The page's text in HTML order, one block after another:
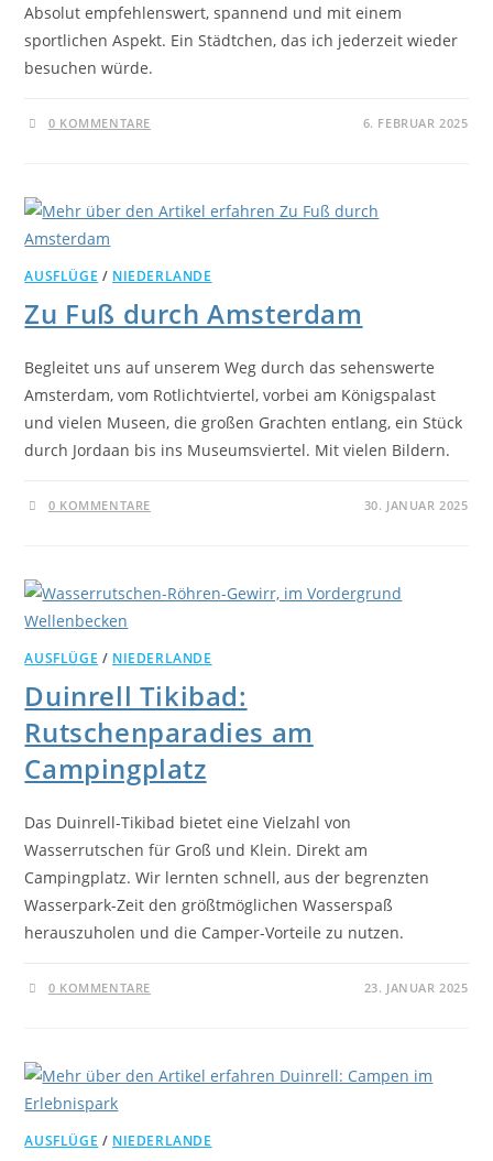
Absolut empfehlenswert, spannend und mit einem
sportlichen Aspekt. Ein Städtchen, das ich jederzeit wieder
besuchen würde.
0 KOMMENTARE 6. FEBRUAR 2025
AUSFLÜGE / NIEDERLANDE
Zu Fuß durch Amsterdam
Begleitet uns auf unserem Weg durch das sehenswerte
Amsterdam, vom Rotlichtviertel, vorbei am Königspalast
und vielen Museen, die großen Grachten entlang, ein Stück
durch Jordaan bis ins Museumsviertel. Mit vielen Bildern.
0 KOMMENTARE 30. JANUAR 2025
AUSFLÜGE / NIEDERLANDE
Duinrell Tikibad:
Rutschenparadies am
Campingplatz
Das Duinrell-Tikibad bietet eine Vielzahl von
Wasserrutschen für Groß und Klein. Direkt am
Campingplatz. Wir lernten schnell, aus der begrenzten
Wasserpark-Zeit den größtmöglichen Wasserspaß
herauszuholen und die Camper-Vorteile zu nutzen.
0 KOMMENTARE 23. JANUAR 2025
AUSFLÜGE / NIEDERLANDE